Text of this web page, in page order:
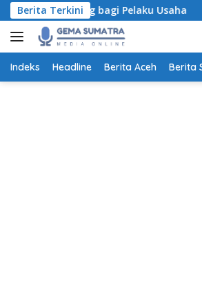
Langsung
ke
konten
Berita Terkini
bagi Pelaku Usaha
Indeks Headline Berita Aceh Berita